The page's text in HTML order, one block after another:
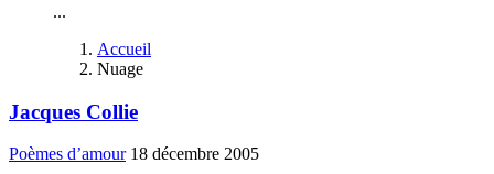
...
Accueil
Nuage
Jacques Collie
Poèmes d’amour 18 décembre 2005